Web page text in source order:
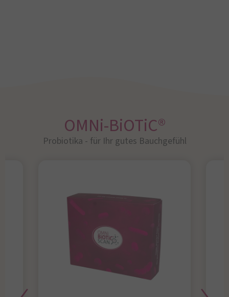
OMNi-BiOTiC®
Probiotika - für Ihr gutes Bauchgefühl​